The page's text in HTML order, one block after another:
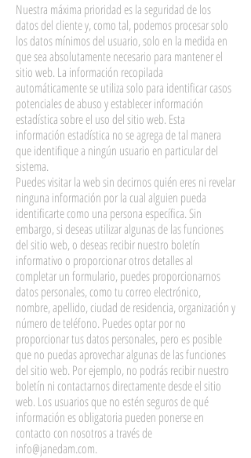
Nuestra máxima prioridad es la seguridad de los
datos del cliente y, como tal, podemos procesar solo
los datos mínimos del usuario, solo en la medida en
que sea absolutamente necesario para mantener el
sitio web. La información recopilada
automáticamente se utiliza solo para identificar casos
potenciales de abuso y establecer información
estadística sobre el uso del sitio web. Esta
información estadística no se agrega de tal manera
que identifique a ningún usuario en particular del
sistema.
Puedes visitar la web sin decirnos quién eres ni revelar
ninguna información por la cual alguien pueda
identificarte como una persona específica. Sin
embargo, si deseas utilizar algunas de las funciones
del sitio web, o deseas recibir nuestro boletín
informativo o proporcionar otros detalles al
completar un formulario, puedes proporcionarnos
datos personales, como tu correo electrónico,
nombre, apellido, ciudad de residencia, organización y
número de teléfono. Puedes optar por no
proporcionar tus datos personales, pero es posible
que no puedas aprovechar algunas de las funciones
del sitio web. Por ejemplo, no podrás recibir nuestro
boletín ni contactarnos directamente desde el sitio
web. Los usuarios que no estén seguros de qué
información es obligatoria pueden ponerse en
contacto con nosotros a través de
info@janedam.com.